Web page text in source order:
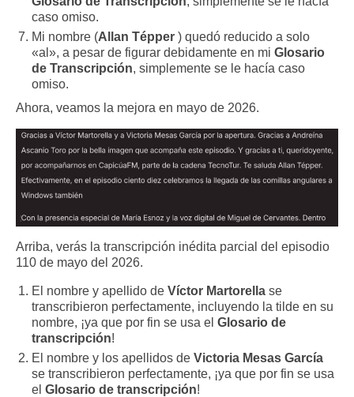
caso omiso.
Mi nombre (Allan Tépper ) quedó reducido a solo
«al», a pesar de figurar debidamente en mi Glosario
de Transcripción, simplemente se le hacía caso
omiso.
Ahora, veamos la mejora en mayo de 2026.
Arriba, verás la transcripción inédita parcial del episodio
110 de mayo del 2026.
El nombre y apellido de Víctor Martorella se
transcribieron perfectamente, incluyendo la tilde en su
nombre, ¡ya que por fin se usa el Glosario de
transcripción!
El nombre y los apellidos de Victoria Mesas García
se transcribieron perfectamente, ¡ya que por fin se usa
el Glosario de transcripción!